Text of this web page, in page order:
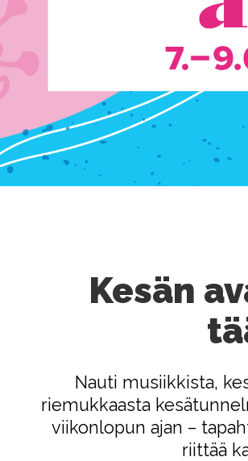
Kesän
Nauti musiikkista,
riemukkaasta
viikonlopun ajan –
riittää